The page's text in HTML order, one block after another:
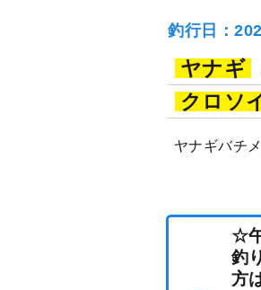
釣行日：
ヤナギ
クロソ
ヤナギバチ